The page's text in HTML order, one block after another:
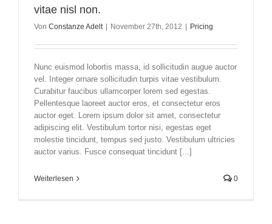
vitae nisl non.
Von Constanze Adelt November 27th, 2012 Pricing
Nunc euismod lobortis massa, id sollicitudin augue auctor
vel. Integer ornare sollicitudin turpis vitae vestibulum.
Curabitur faucibus ullamcorper lorem sed egestas.
Pellentesque laoreet auctor eros, et consectetur eros
auctor eget. Lorem ipsum dolor sit amet, consectetur
adipiscing elit. Vestibulum tortor nisi, egestas eget
molestie tincidunt, tempus sed justo. Vestibulum ultricies
auctor varius. Fusce consequat tincidunt [...]
Weiterlesen 0